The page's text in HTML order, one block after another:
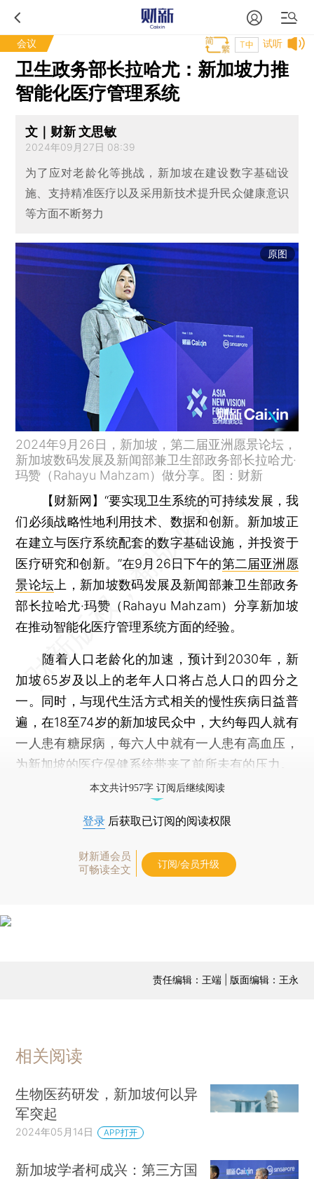
会议 试听
T中
卫生政务部长拉哈尤：新加坡力推
智能化医疗管理系统
文｜财新 文思敏
2024年09月27日 08:39
为了应对老龄化等挑战，新加坡在建设数字基础设
施、支持精准医疗以及采用新技术提升民众健康意识
等方面不断努力
原图
2024年9月26日，新加坡，第二届亚洲愿景论坛，
新加坡数码发展及新闻部兼卫生部政务部长拉哈尤·
玛赞（Rahayu Mahzam）做分享。图：财新
【财新网】 “要实现卫生系统的可持续发展，我
们必须战略性地利用技术、数据和创新。新加坡正
在建立与医疗系统配套的数字基础设施，并投资于
医疗研究和创新。”在9月26日下午的第二届亚洲愿
景论坛 上，新加坡数码发展及新闻部兼卫生部政务
部长拉哈尤·玛赞（Rahayu Mahzam）分享新加坡
在推动智能化医疗管理系统方面的经验。
随着人口老龄化的加速，预计到2030年，新
加坡65岁及以上的老年人口将占总人口的四分之
一。同时，与现代生活方式相关的慢性疾病日益普
遍，在18至74岁的新加坡民众中，大约每四人就有
一人患有糖尿病，每六人中就有一人患有高血压，
为新加坡的医疗保健系统带来了前所未有的压力。
本文共计957字 订阅后继续阅读
登录 后获取已订阅的阅读权限
财新通会员
可畅读全文
订阅/会员升级
责任编辑：王端 | 版面编辑：王永
相关阅读
生物医药研发，新加坡何以异
军突起
2024年05月14日 APP打开
新加坡学者柯成兴：第三方国